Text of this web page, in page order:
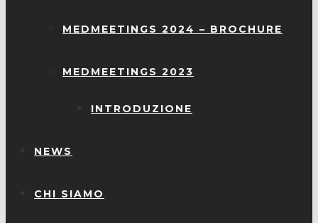
MEDMEETINGS 2024 – BROCHURE
MEDMEETINGS 2023
INTRODUZIONE
NEWS
CHI SIAMO